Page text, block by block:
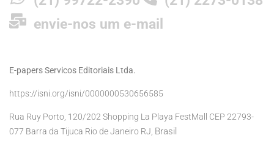
envie-nos um e-mail
E-papers Servicos Editoriais Ltda.
https://isni.org/isni/0000000530656585
Rua Ruy Porto, 120/202 Shopping La Playa FestMall CEP 22793-
077 Barra da Tijuca Rio de Janeiro RJ, Brasil